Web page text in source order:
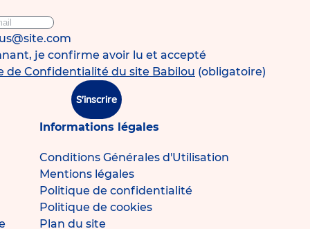
je confirme avoir lu et accepté
de Confidentialité du site Babilou (obligatoire)
S'inscrire
Informations légales
Conditions Générales d'Utilisation
Mentions légales
Politique de confidentialité
Politique de cookies
Plan du site